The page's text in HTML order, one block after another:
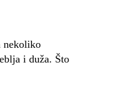
nekoliko
i duža. Što